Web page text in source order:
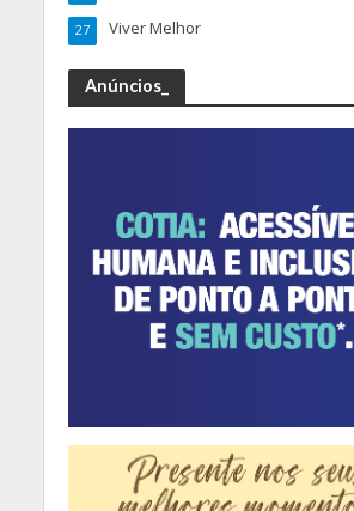
Viver Melhor
27
Anúncios_